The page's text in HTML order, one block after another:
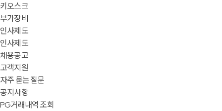
키오스크
부가장비
인사제도
인사제도
채용공고
고객지원
자주 묻는 질문
공지사항
PG거래내역 조회